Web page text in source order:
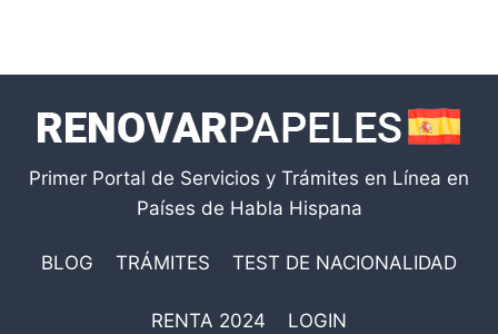
Primer Portal de Servicios y Trámites en Línea en
Países de Habla Hispana
BLOG TRÁMITES TEST DE NACIONALIDAD
RENTA 2024 LOGIN